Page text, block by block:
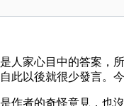
家心目中的答案
此以後就很少發言。
者的奇怪意見，也